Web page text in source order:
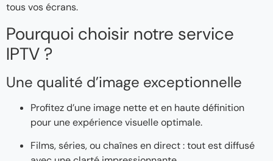
tous vos écrans.
Pourquoi choisir notre service
IPTV ?
Une qualité d’image exceptionnelle
Profitez d’une image nette et en haute définition
pour une expérience visuelle optimale.
Films, séries, ou chaînes en direct : tout est diffusé